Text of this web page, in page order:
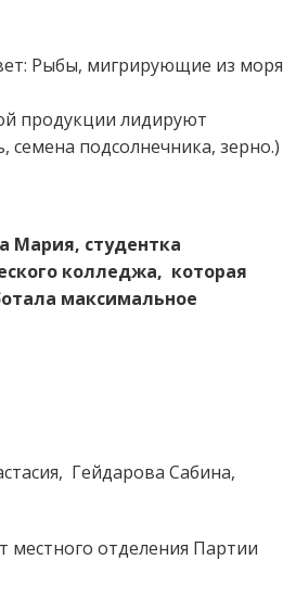
Рыбы, мигрирующие из моря
продукции лидируют
подсолнечника, зерно.)
Мария, студентка
колледжа, которая
максимальное
Гейдарова Сабина,
отделения Партии